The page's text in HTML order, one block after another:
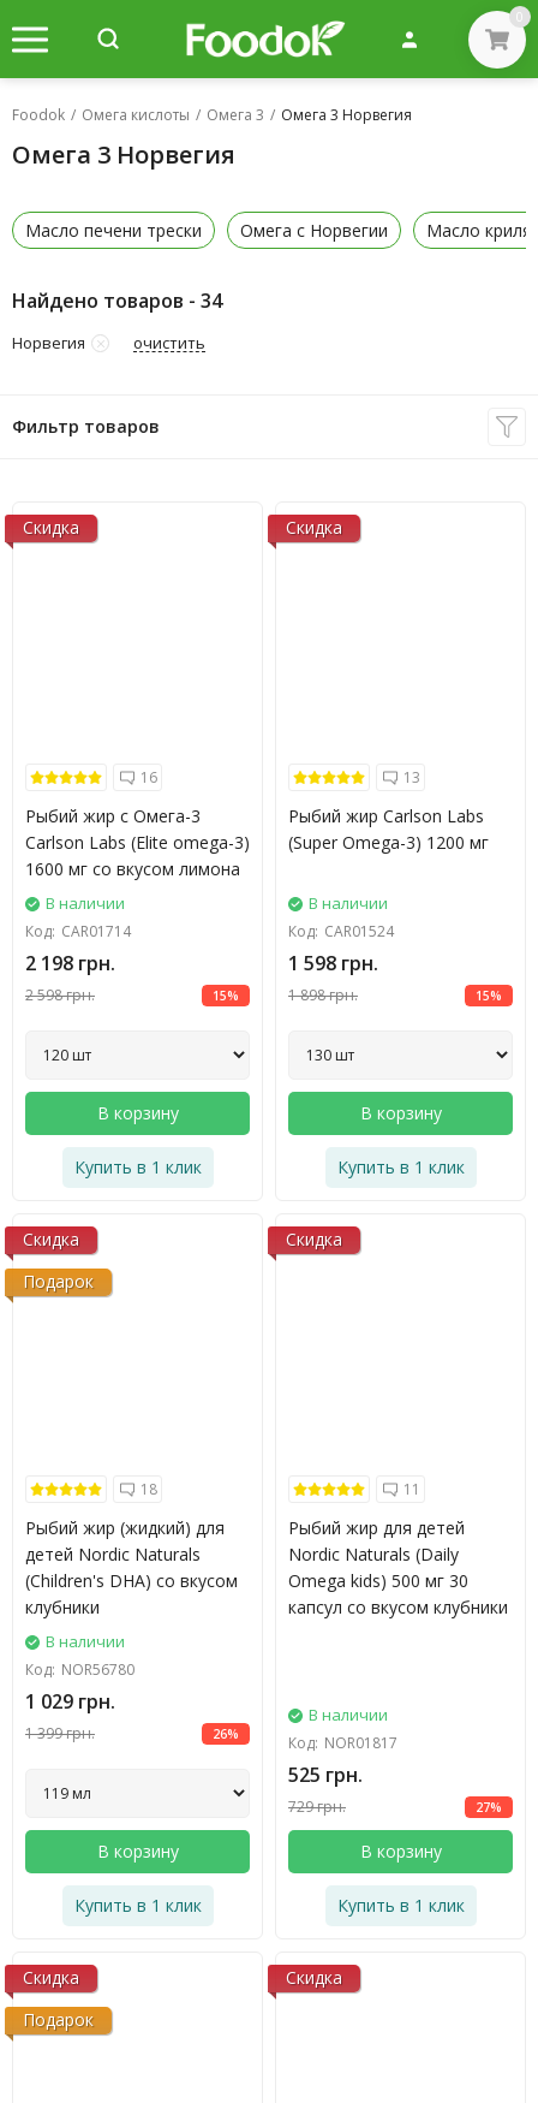
0
Foodok / Омега кислоты / Омега 3 / Омега 3 Норвегия
Омега 3 Норвегия
Масло печени трески Омега c Норвегии Масло криля
Найдено товаров - 34
Норвегия очистить
Фильтр товаров
Скидка
16
Рыбий жир с Oмега-3
Carlson Labs (Elite omega-3)
1600 мг со вкусом лимона
В наличии
Код: CAR01714
2 198 грн.
2 598 грн. 15%
В корзину
Купить в 1 клик
Скидка
13
Рыбий жир Carlson Labs
(Super Omega-3) 1200 мг
В наличии
Код: CAR01524
1 598 грн.
1 898 грн. 15%
В корзину
Купить в 1 клик
Скидка
Подарок
18
Рыбий жир (жидкий) для
детей Nordic Naturals
(Children's DHA) со вкусом
клубники
В наличии
Код: NOR56780
1 029 грн.
1 399 грн. 26%
В корзину
Купить в 1 клик
Скидка
11
Рыбий жир для детей
Nordic Naturals (Daily
Omega kids) 500 мг 30
капсул со вкусом клубники
В наличии
Код: NOR01817
525 грн.
729 грн. 27%
В корзину
Купить в 1 клик
Скидка
Подарок
Скидка